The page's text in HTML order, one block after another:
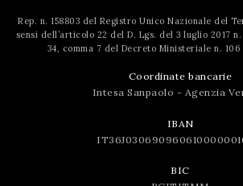
Rep. n. 158803 del Registro Unico Nazionale del
sensi dell’articolo 22 del D. Lgs. del 3 luglio 2017
34, comma 7 del Decreto Ministeriale n.
Coordinate bancarie
Intesa Sanpaolo - Agenzia
IBAN
BIC